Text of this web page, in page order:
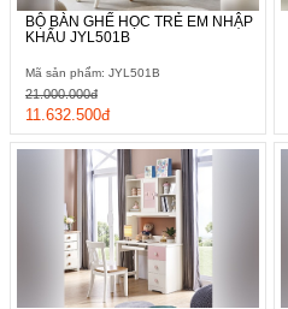
BỘ BÀN GHẾ HỌC TRẺ EM NHẬP
KHẨU JYL501B
Mã sản phẩm: JYL501B
11.632.500đ
21.000.000đ